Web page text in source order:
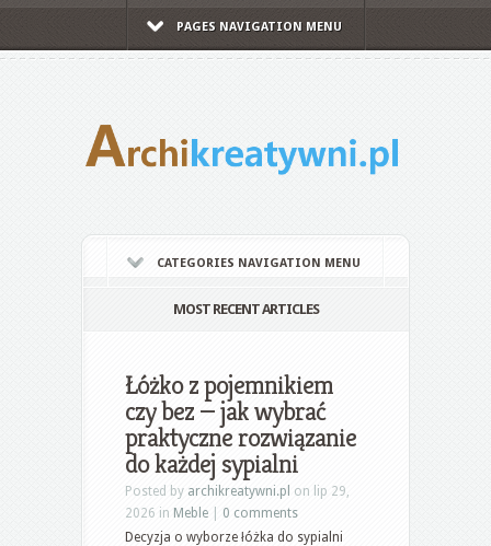
PAGES NAVIGATION MENU
CATEGORIES NAVIGATION MENU
MOST RECENT ARTICLES
Łóżko z pojemnikiem
czy bez — jak wybrać
praktyczne rozwiązanie
do każdej sypialni
Posted by archikreatywni.pl on lip 29,
2026 in Meble
0 comments
Decyzja o wyborze łóżka do sypialni